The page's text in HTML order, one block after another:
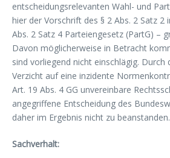
entscheidungsrelevanten Wahl- und
hier der Vorschrift des § 2 Abs. 2 Satz 2
Abs. 2 Satz 4 Parteiengesetz (PartG) –
Davon möglicherweise in Betracht
sind vorliegend nicht einschlägig. Durch
Verzicht auf eine inzidente
Art. 19 Abs. 4 GG unvereinbare
angegriffene Entscheidung des
daher im Ergebnis nicht zu beanstanden.
Sachverhalt: